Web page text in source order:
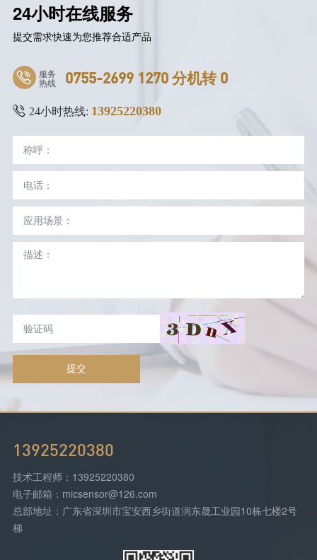
24小时在线服务
提交需求快速为您推荐合适产品
服务
热线 0755-2699 1270 分机转 0
24小时热线: 13925220380
提交
13925220380
技术工程师：13925220380
电子邮箱：micsensor@126.com
总部地址：广东省深圳市宝安西乡街道润东晟工业园10栋七楼2号
梯